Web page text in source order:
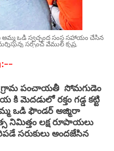
ఒడి స్వచ్ఛంద సంస్థ సహాయం చేసిన
సర్పంచ్ వేముల కృష్ణ.
గ్రామ పంచాయతీ సోమగుడెం
మెదడులో రక్తం గడ్డ కట్టి
ఒడి ఫౌండర్ అజ్మిరా
లక్ష రూపాయలు
సరుకులు అందజేసిన